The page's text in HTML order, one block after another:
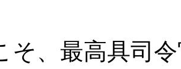
そ、最高具司